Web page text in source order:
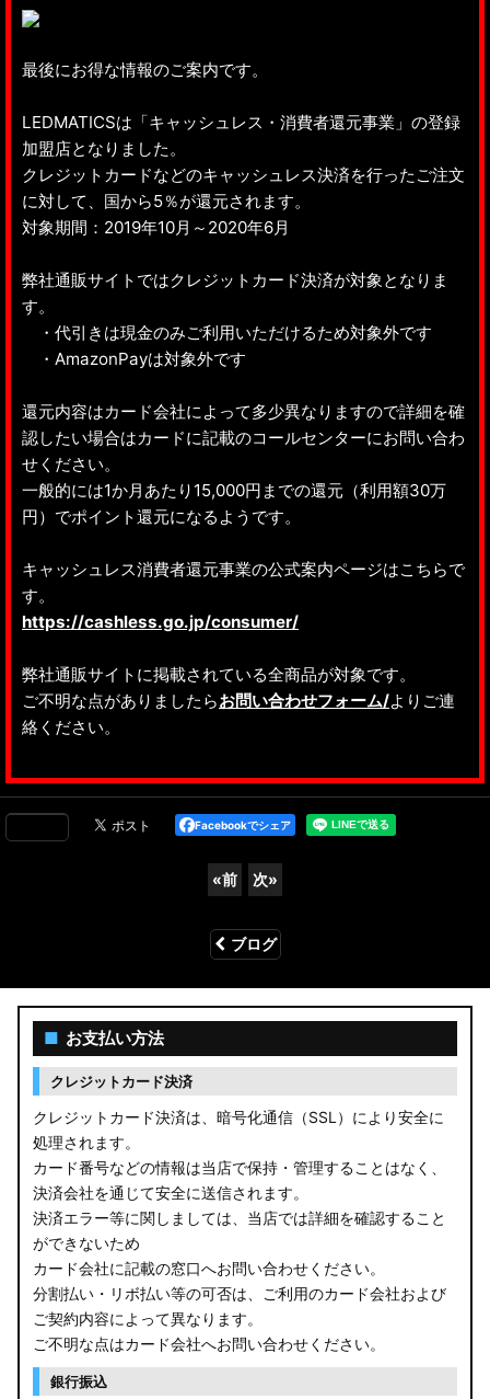
最後にお得な情報のご案内です。
LEDMATICSは「キャッシュレス・消費者還元事業」の登録
加盟店となりました。
クレジットカードなどのキャッシュレス決済を行ったご注文
に対して、国から5％が還元されます。
対象期間：2019年10月～2020年6月
弊社通販サイトではクレジットカード決済が対象となりま
す。
・代引きは現金のみご利用いただけるため対象外です
・AmazonPayは対象外です
還元内容はカード会社によって多少異なりますので詳細を確
認したい場合はカードに記載のコールセンターにお問い合わ
せください。
一般的には1か月あたり15,000円までの還元（利用額30万
円）でポイント還元になるようです。
キャッシュレス消費者還元事業の公式案内ページはこちらで
す。
https://cashless.go.jp/consumer/
弊社通販サイトに掲載されている全商品が対象です。
ご不明な点がありましたらお問い合わせフォーム/よりご連
絡ください。
Facebookでシェア
«前 次»
ブログ
■ お支払い方法
クレジットカード決済
クレジットカード決済は、暗号化通信（SSL）により安全に
処理されます。
カード番号などの情報は当店で保持・管理することはなく、
決済会社を通じて安全に送信されます。
決済エラー等に関しましては、当店では詳細を確認すること
ができないため
カード会社に記載の窓口へお問い合わせください。
分割払い・リボ払い等の可否は、ご利用のカード会社および
ご契約内容によって異なります。
ご不明な点はカード会社へお問い合わせください。
銀行振込